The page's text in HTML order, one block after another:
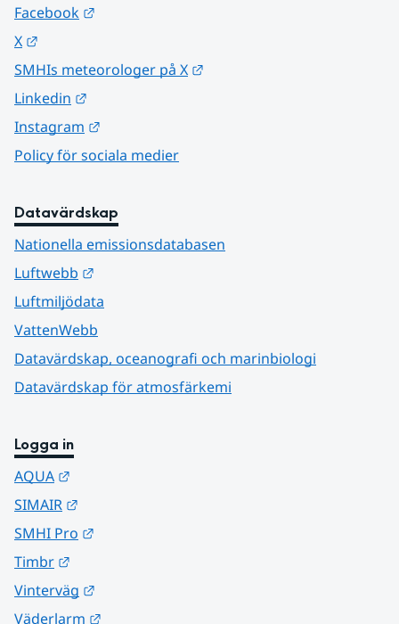
Facebook
X
SMHIs meteorologer på X
Linkedin
Instagram
Policy för sociala medier
Datavärdskap
Nationella emissionsdatabasen
Luftwebb
Luftmiljödata
VattenWebb
Datavärdskap, oceanografi och marinbiologi
Datavärdskap för atmosfärkemi
Logga in
AQUA
SIMAIR
SMHI Pro
Timbr
Vinterväg
Väderlarm